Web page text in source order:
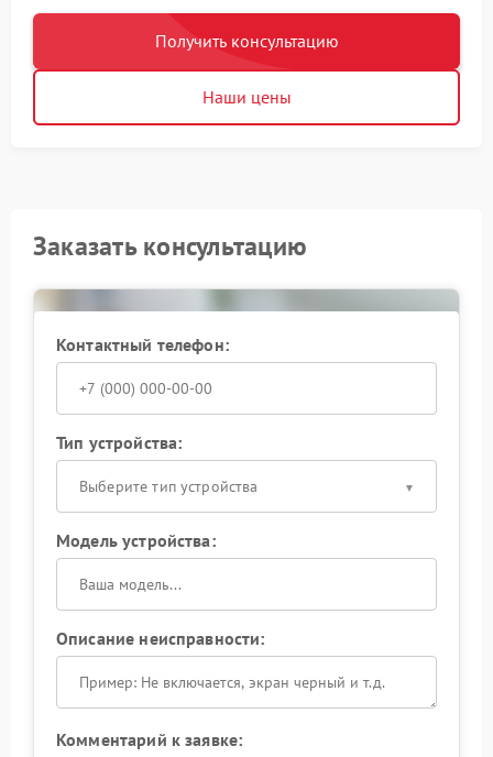
Получить консультацию
Наши цены
Заказать консультацию
Контактный телефон:
Тип устройства:
Выберите тип устройства
Модель устройства:
Описание неисправности:
Комментарий к заявке: